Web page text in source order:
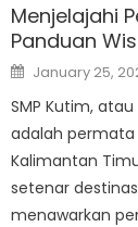
Menjelajahi
Panduan
Posted
on
January 25,
SMP Kutim,
adalah
Kalimantan
setenar
menawarkan